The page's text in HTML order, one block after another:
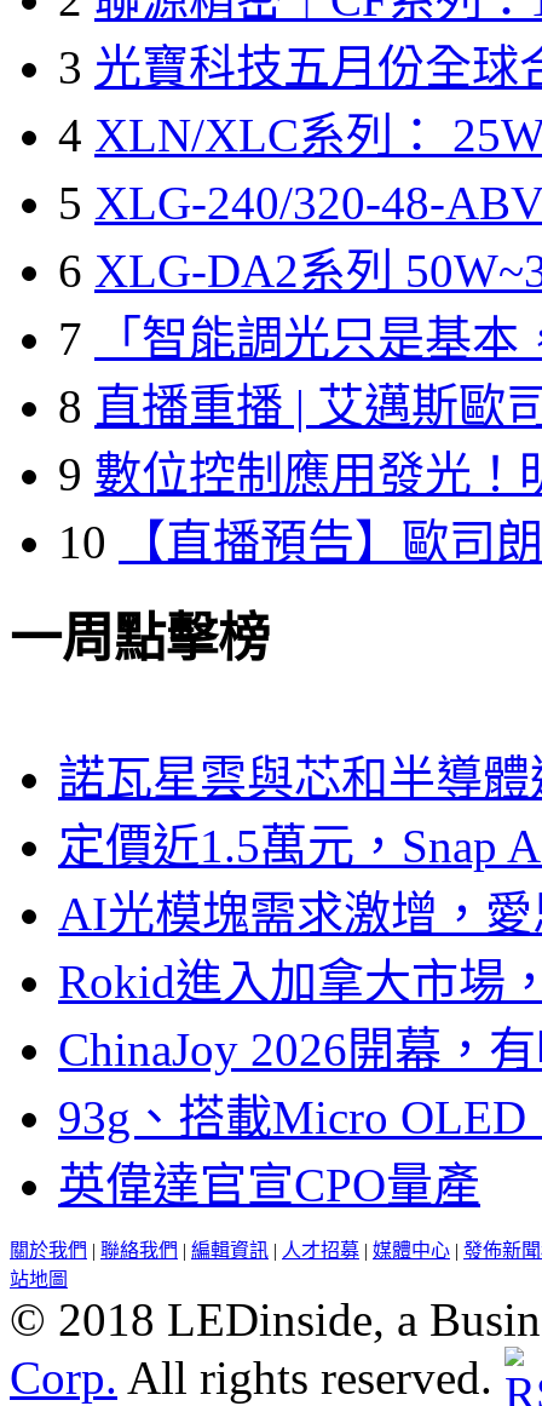
3 光寶科技五月份全球
4 XLN/XLC系列：
5 XLG-240/320-48-
6 XLG-DA2系列
7
「智能調光只是基本
8 直播重播 | 艾邁斯歐
9 數位控制應用發光！
10
【直播預告】歐司
一周點擊榜
諾瓦星雲與芯和半導
定價近1.5萬元，Snap
AI光模塊需求激增，
Rokid進入加拿大市場
ChinaJoy 2026開幕，
93g、搭載Micro
英偉達官宣CPO量產
關於我們 | 聯絡我們 | 編輯資訊 | 人才招募 | 媒體中心 | 發佈新
站地圖
© 2018 LEDinside, a
Corp. All rights reserved.